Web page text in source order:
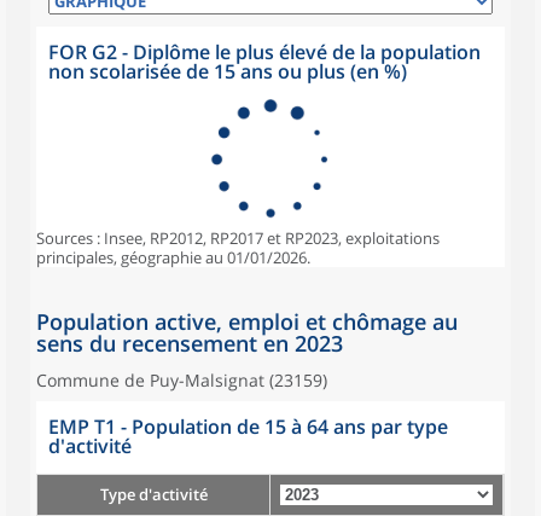
FOR G2 - Diplôme le plus élevé de la population
non scolarisée de 15 ans ou plus (en %)
Sources : Insee, RP2012, RP2017 et RP2023, exploitations
principales, géographie au 01/01/2026.
Population active, emploi et chômage au
sens du recensement en 2023
Commune de Puy-Malsignat (23159)
EMP T1 - Population de 15 à 64 ans par type
d'activité
Type d'activité